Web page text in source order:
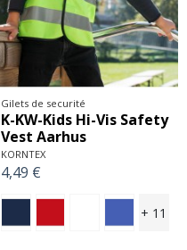
Gilets de securité
K-KW-Kids Hi-Vis Safety
Vest Aarhus
KORNTEX
4,49 €
+ 11